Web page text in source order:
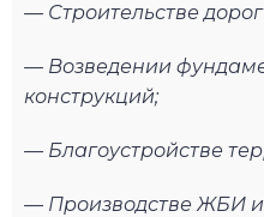
— Строительстве
— Возведении
конструкций;
— Благоустройстве
— Производстве ЖБИ